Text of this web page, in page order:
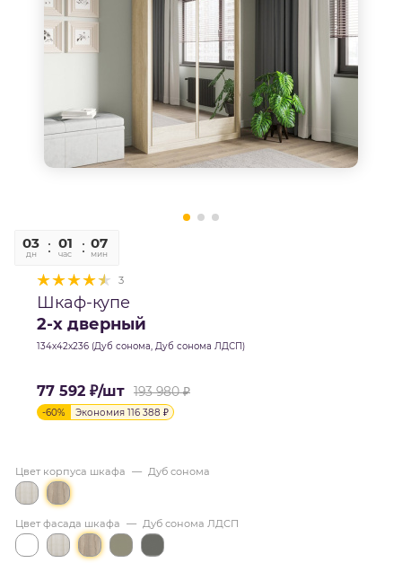
03
дн
01
час
07
мин
3
Шкаф-купе
2-х дверный
134х42х236 (Дуб сонома, Дуб сонома ЛДСП)
77 592 ₽/шт 193 980₽
-60% Экономия 116 388 ₽
Цвет корпуса шкафа — Дуб сонома
Цвет фасада шкафа — Дуб сонома ЛДСП